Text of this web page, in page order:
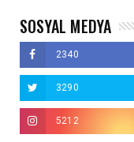
SOSYAL MEDYA
2340
3290
5212